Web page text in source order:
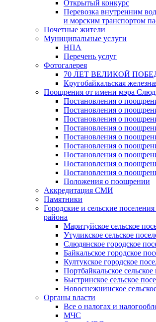
Открытый конкурс
Перевозка внутренним
и морским транспортом
Почетные жители
Муниципальные услуги
НПА
Перечень услуг
Фотогалерея
70 ЛЕТ ВЕЛИКОЙ
Кругобайкальская
Поощрения от имени мэра
Постановления о
Постановления о
Постановления о
Постановления о
Постановления о
Постановления о
Постановления о
Постановления о
Постановления о
Положения о поощрении
Аккредитация СМИ
Памятники
Городские и сельские
района
Маритуйское сельское
Утуликское сельское
Слюдянское городское
Байкальское городское
Култукское городское
Портбайкальское сельское
Быстринское сельское
Новоснежнинское
Органы власти
Все о налогах и
МЧС